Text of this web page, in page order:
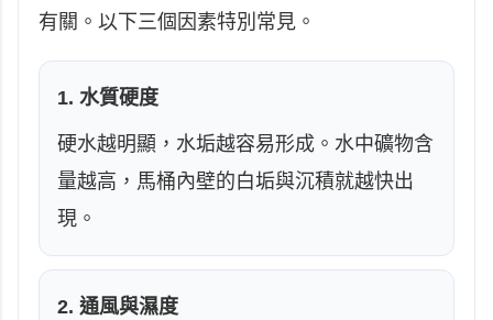
有關。以下三個因素特別常見。
1. 水質硬度
硬水越明顯，水垢越容易形成。水中礦物含
量越高，馬桶內壁的白垢與沉積就越快出
現。
2. 通風與濕度